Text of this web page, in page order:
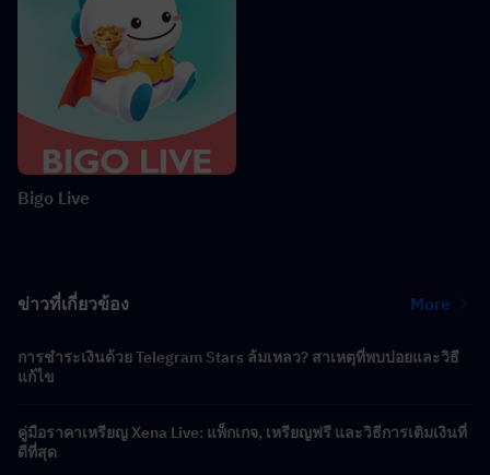
Bigo Live
ข่าวที่เกี่ยวข้อง More
การชำระเงินด้วย Telegram Stars ล้มเหลว? สาเหตุที่พบบ่อยและวิธี
แก้ไข
คู่มือราคาเหรียญ Xena Live: แพ็กเกจ, เหรียญฟรี และวิธีการเติมเงินที่
ดีที่สุด